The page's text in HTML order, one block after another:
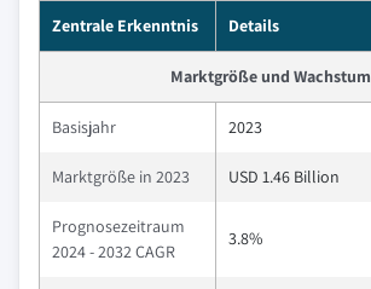
Zentrale Erkenntnis Details
Marktgröße und Wachstum
Basisjahr 2023
Marktgröße in 2023 USD 1.46 Billion
Prognosezeitraum
2024 - 2032 CAGR
3.8%